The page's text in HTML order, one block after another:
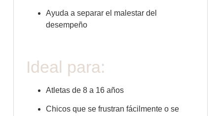
Ayuda a separar el malestar del
desempeño
Ideal para:
Atletas de 8 a 16 años
Chicos que se frustran fácilmente o se